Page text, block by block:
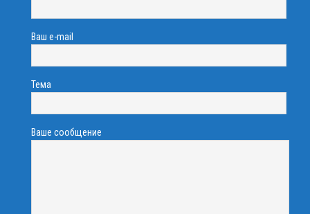
Ваш e-mail
Тема
Ваше сообщение